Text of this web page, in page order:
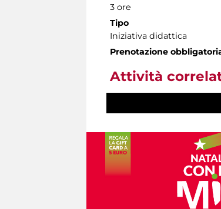
3 ore
Tipo
Iniziativa didattica
Prenotazione
Attività